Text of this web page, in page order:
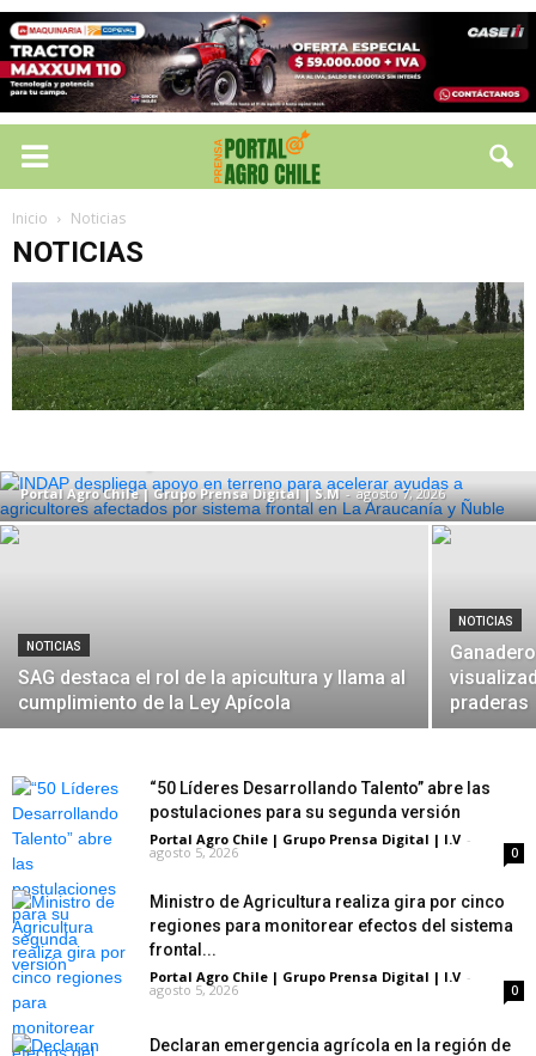
Inicio Noticias
NOTICIAS
NOTICIAS
INDAP despliega apoyo en terreno para
acelerar ayudas a agricultores
Portal Agro Chile | Grupo Prensa Digital | S.M - agosto 7, 2026
NOTICIAS
SAG destaca el rol de la apicultura y llama al
cumplimiento de la Ley Apícola
NOTICIAS
praderas
“50 Líderes Desarrollando Talento” abre las
postulaciones para su segunda versión
Portal Agro Chile | Grupo Prensa Digital | I.V -
agosto 5, 2026 0
Ministro de Agricultura realiza gira por cinco
regiones para monitorear efectos del sistema
frontal...
Portal Agro Chile | Grupo Prensa Digital | I.V -
agosto 5, 2026 0
Declaran emergencia agrícola en la región de